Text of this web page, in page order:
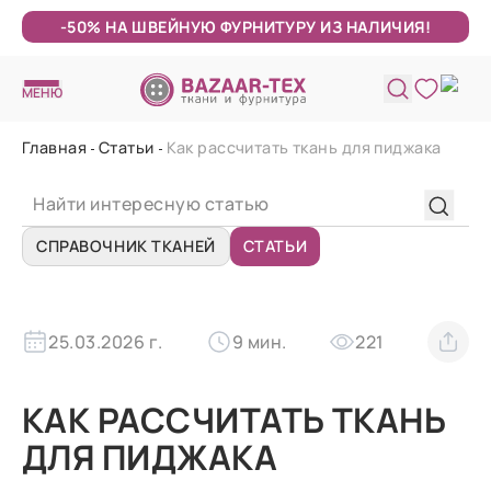
-50% НА ШВЕЙНУЮ ФУРНИТУРУ ИЗ НАЛИЧИЯ!
МЕНЮ
Главная Статьи Как рассчитать ткань для пиджака
СПРАВОЧНИК ТКАНЕЙ СТАТЬИ
25.03.2026 г. 9 мин. 221
КАК РАССЧИТАТЬ ТКАНЬ
ДЛЯ ПИДЖАКА